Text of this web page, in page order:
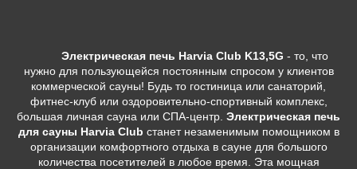
Электрическая печь Harvia Club K13,5G - то, что
нужно для пользующейся постоянным спросом у клиентов
коммерческой сауны! Будь то гостиница или санаторий,
фитнес-клуб или оздоровительно-спортивный комплекс,
большая личная сауна или СПА-центр. Электрическая печь
для сауны Harvia Club станет незаменимым помощником в
организации комфортного отдыха в сауне для большого
количества посетителей в любое время. Эта мощная